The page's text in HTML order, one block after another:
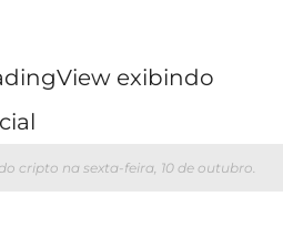
cripto na sexta-feira, 10 de outubro.